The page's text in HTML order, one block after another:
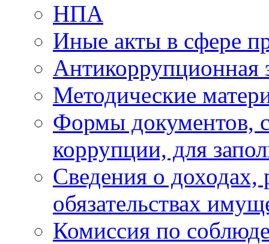
НПА
Иные акты в сфере
Антикоррупционная
Методические
Формы документов,
коррупции, для
Сведения о доходах,
обязательствах
Комиссия по